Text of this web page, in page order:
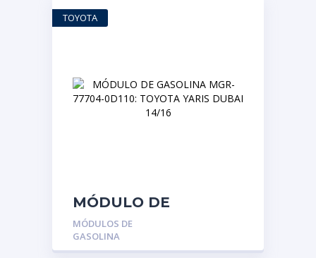
MÓDULO DE
GASOLINA MGR-
77704-0D110: TOYOTA
YARIS DUBAI 14/16
MÓDULOS DE
GASOLINA
TOYOTA